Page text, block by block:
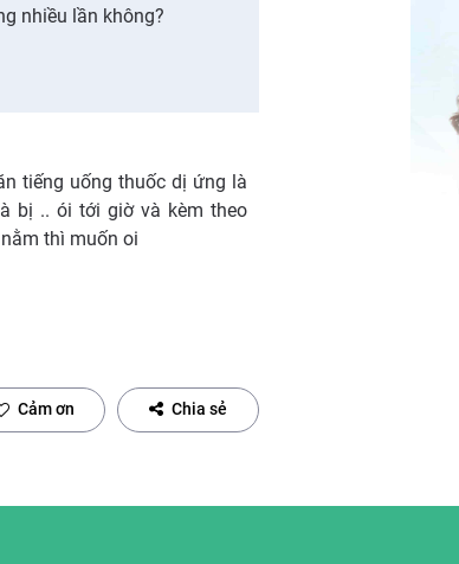
nhiều lần không?
tiếng uống thuốc dị ứng là
bị .. ói tới giờ và kèm theo
thì muốn oi
Cảm ơn Chia sẻ